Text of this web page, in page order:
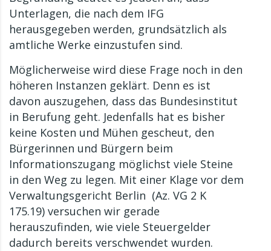
Unterlagen, die nach dem IFG
herausgegeben werden, grundsätzlich als
amtliche Werke einzustufen sind.
Möglicherweise wird diese Frage noch in den
höheren Instanzen geklärt. Denn es ist
davon auszugehen, dass das Bundesinstitut
in Berufung geht. Jedenfalls hat es bisher
keine Kosten und Mühen gescheut, den
Bürgerinnen und Bürgern beim
Informationszugang möglichst viele Steine
in den Weg zu legen. Mit einer Klage vor dem
Verwaltungsgericht Berlin (Az. VG 2 K
175.19) versuchen wir gerade
herauszufinden, wie viele Steuergelder
dadurch bereits verschwendet wurden.